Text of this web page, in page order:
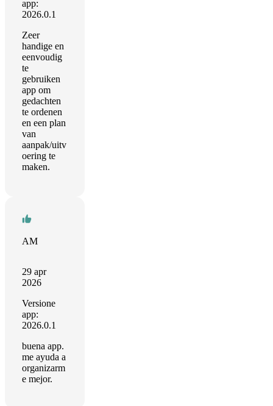
app:
2026.0.1
Zeer
handige en
eenvoudig
te
gebruiken
app om
gedachten
te ordenen
en een plan
van
aanpak/uitv
oering te
maken.
AM
29 apr
2026
Versione
app:
2026.0.1
buena app.
me ayuda a
organizarm
e mejor.